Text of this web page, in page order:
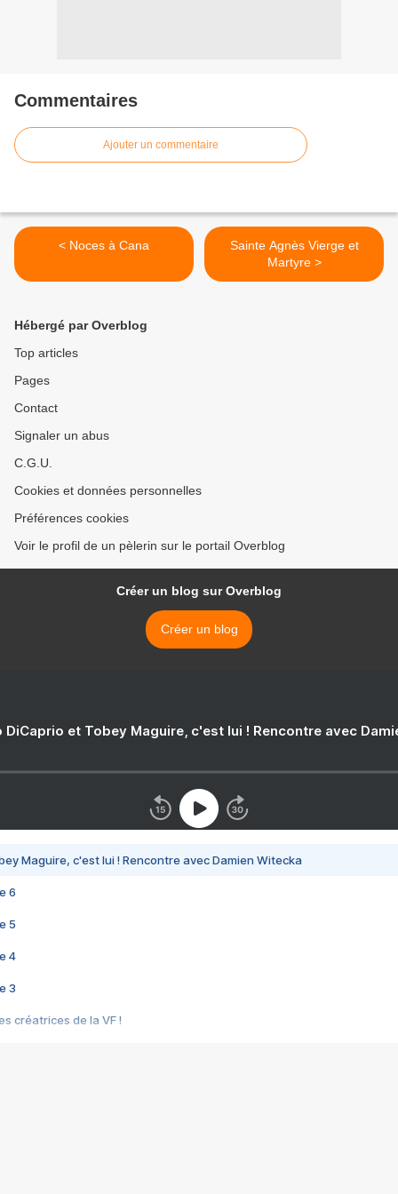
Commentaires
Ajouter un commentaire
< Noces à Cana
Sainte Agnès Vierge et
Martyre >
Hébergé par Overblog
Top articles
Pages
Contact
Signaler un abus
C.G.U.
Cookies et données personnelles
Préférences cookies
Voir le profil de un pèlerin sur le portail Overblog
Créer un blog sur Overblog
Créer un blog
DiCaprio et Tobey Maguire, c'est lui ! Rencontre avec
Maguire, c'est lui ! Rencontre avec Damien Witecka
6
5
4
3
créatrices de la VF !